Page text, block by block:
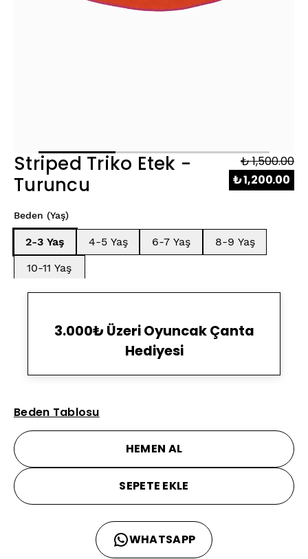
Striped Triko Etek -
Turuncu
₺ 1,500.00
₺ 1,200.00
Beden (Yaş)
2-3 Yaş 4-5 Yaş 6-7 Yaş
8-9 Yaş
10-11 Yaş
3.000₺ Üzeri Oyuncak Çanta
Hediyesi
Beden Tablosu
HEMEN AL
SEPETE EKLE
WHATSAPP